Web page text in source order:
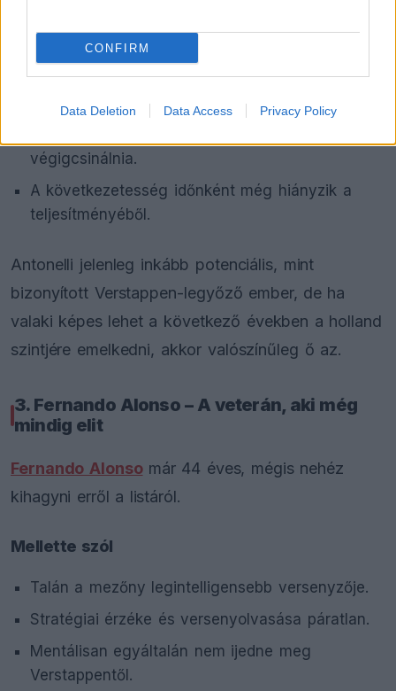
CONFIRM
Data Deletion Data Access Privacy Policy
Ellene szól
Tapasztalatban még messze van Verstappentől.
végigcsinálnia.
A következetesség időnként még hiányzik a
teljesítményéből.
Antonelli jelenleg inkább potenciális, mint
bizonyított Verstappen-legyőző ember, de ha
valaki képes lehet a következő években a holland
szintjére emelkedni, akkor valószínűleg ő az.
3. Fernando Alonso – A veterán, aki még
mindig elit
Fernando Alonsomár 44 éves, mégis nehéz
kihagyni erről a listáról.
Mellette szól
Talán a mezőny legintelligensebb versenyzője.
Stratégiai érzéke és versenyolvasása páratlan.
Mentálisan egyáltalán nem ijedne meg
Verstappentől.